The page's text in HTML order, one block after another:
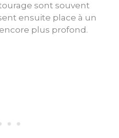
sont souvent
ensuite place à un
plus profond.